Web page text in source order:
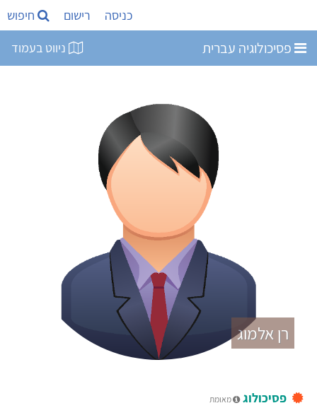
כניסה רישום חיפוש
פסיכולוגיה עברית ניווט בעמוד
רן אלמוג
פסיכולוג מאומת